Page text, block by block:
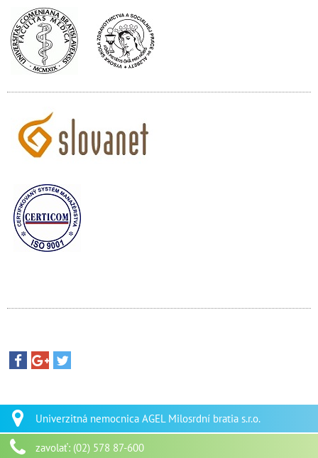
Univerzitná nemocnica AGEL Milosrdní bratia s.r.o.
zavolať: (02) 578 87-600